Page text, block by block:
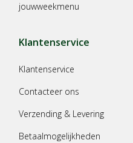
jouwweekmenu
Klantenservice
Klantenservice
Contacteer ons
Verzending & Levering
Betaalmogelijkheden